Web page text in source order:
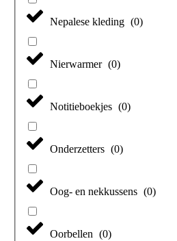
Nepalese kleding (0)
Nierwarmer (0)
Notitieboekjes (0)
Onderzetters (0)
Oog- en nekkussens (0)
Oorbellen (0)